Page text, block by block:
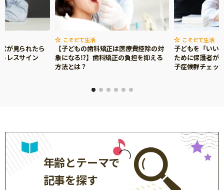
個⼈情報について
お問い合わせ
が見られたら
レスサイン
こそだて生活
【子どもの歯科矯正は医療費控除の対
象になる⁉】歯科矯正の負担を抑える
方法とは？
こそだて生活
子どもを「いい
ために保護者が
子症候群チェッ
年齢とテーマで
記事を探す